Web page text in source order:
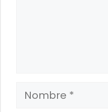
Nombre